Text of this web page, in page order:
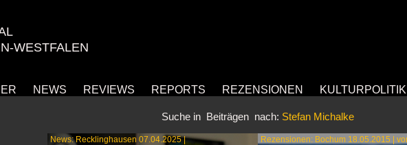
WESTFALEN
NEWS REVIEWS REPORTS REZENSIONEN KULTURPOLITIK
Suche in Beiträgennach: Stefan Michalke
News: Recklinghausen 07.04.2025 |
Rezensionen: Bochum 18.05.2015 |